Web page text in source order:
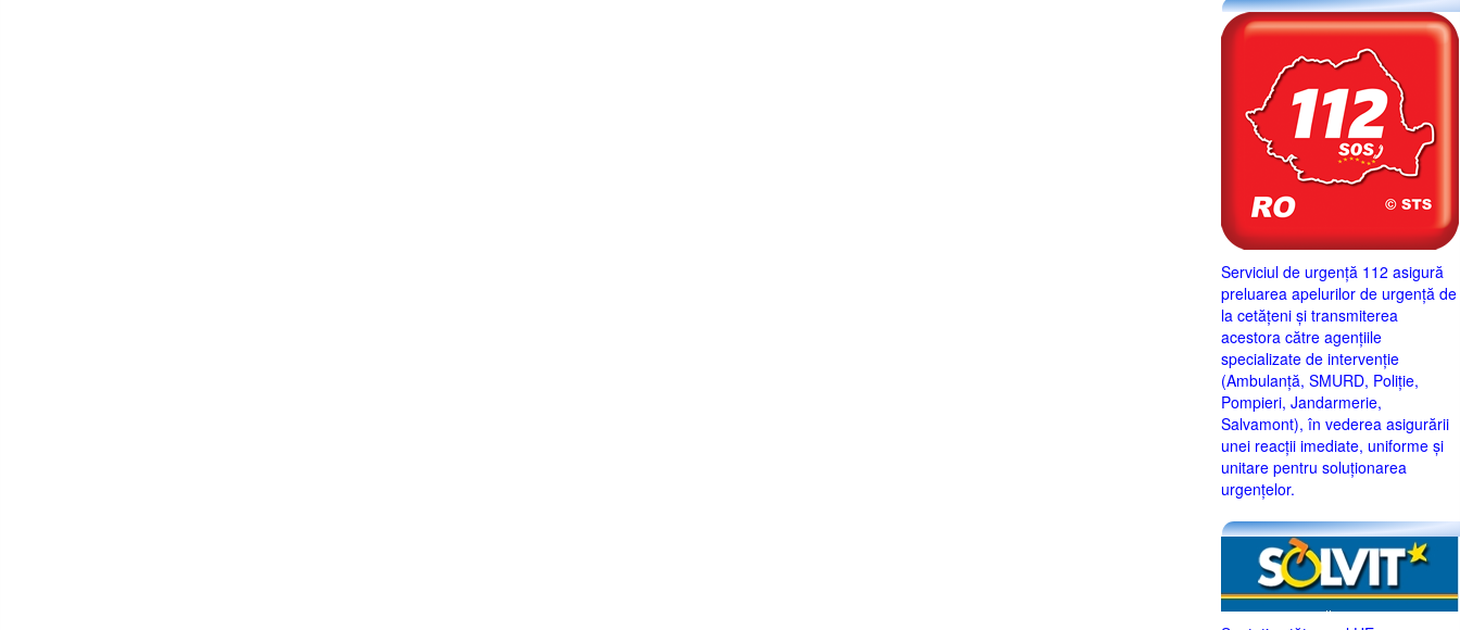
Serviciul de urgență 112 asigură
preluarea apelurilor de urgență de
la cetățeni și transmiterea
acestora către agențiile
specializate de intervenție
(Ambulanță, SMURD, Poliție,
Pompieri, Jandarmerie,
Salvamont), în vederea asigurării
unei reacții imediate, uniforme și
unitare pentru soluționarea
urgențelor.